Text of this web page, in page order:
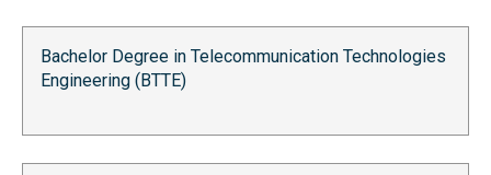
Bachelor Degree in Telecommunication Technologies
Engineering (BTTE)